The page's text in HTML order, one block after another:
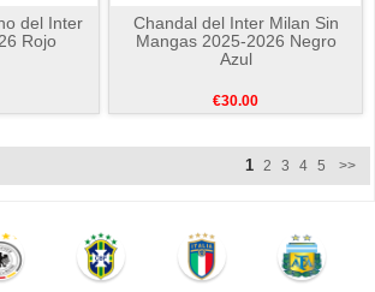
del Inter
Rojo
Chandal del Inter Milan Sin
Mangas 2025-2026 Negro
Azul
€30.00
1 2 3 4 5 >>